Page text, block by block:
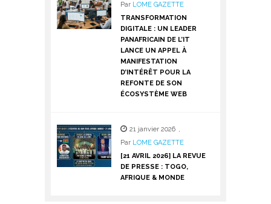
Par LOME GAZETTE
TRANSFORMATION
DIGITALE : UN LEADER
PANAFRICAIN DE L’IT
LANCE UN APPEL À
MANIFESTATION
D’INTÉRÊT POUR LA
REFONTE DE SON
ÉCOSYSTÈME WEB
21 janvier 2026 ,
Par LOME GAZETTE
[21 AVRIL 2026] LA REVUE
DE PRESSE : TOGO,
AFRIQUE & MONDE